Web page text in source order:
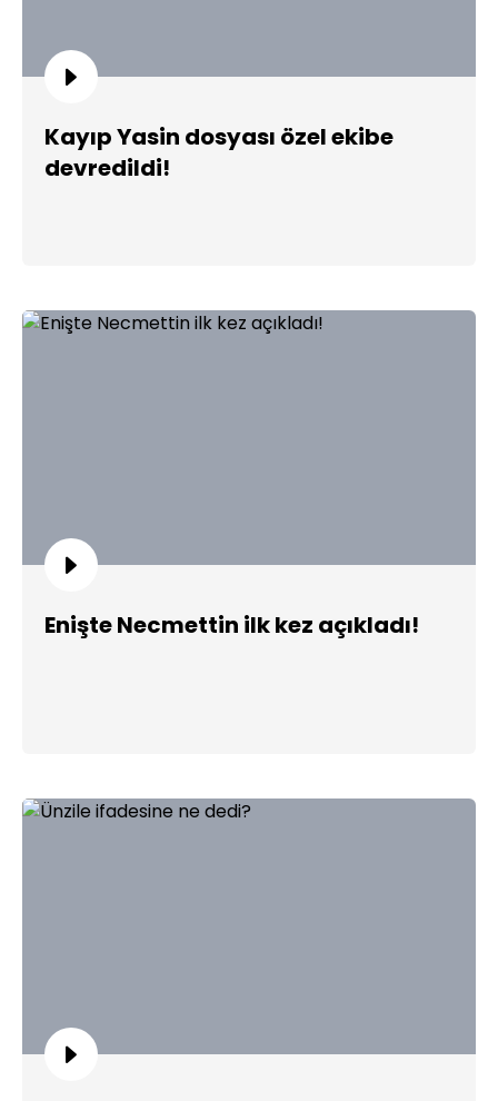
Kayıp Yasin dosyası özel ekibe
devredildi!
Enişte Necmettin ilk kez açıkladı!